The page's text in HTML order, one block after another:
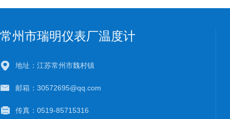
常州市瑞明仪表厂温度计
地址：江苏常州市魏村镇
邮箱：30572695@qq.com
传真：0519-85715316